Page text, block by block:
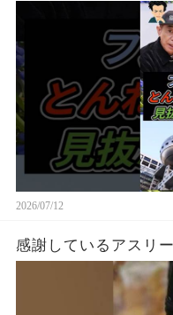
2026/07/12
感謝しているアスリ